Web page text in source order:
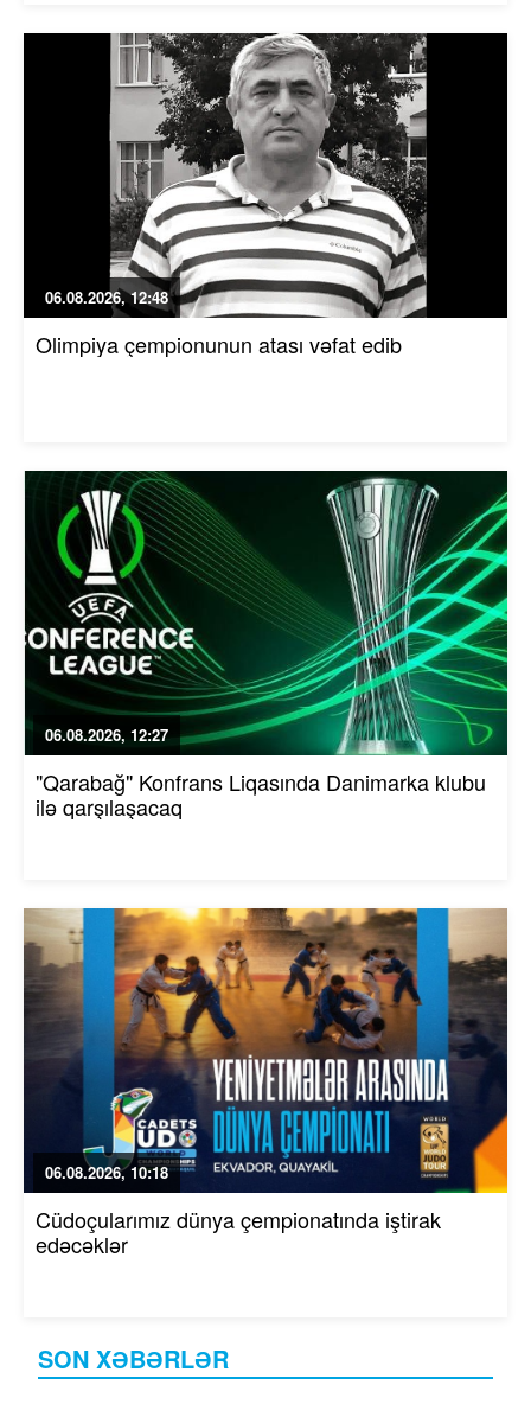
SON XƏBƏRLƏR
06.08.2026, 12:48
Olimpiya çempionunun atası vəfat edib
06.08.2026, 12:27
"Qarabağ" Konfrans Liqasında Danimarka klubu
ilə qarşılaşacaq
06.08.2026, 10:18
Cüdoçularımız dünya çempionatında iştirak
edəcəklər